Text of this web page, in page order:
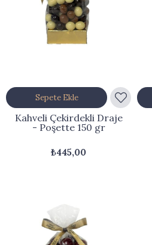
Kahveli Çekirdekli Draje
- Poşette 150 gr
₺445,00
Sepete Ekle